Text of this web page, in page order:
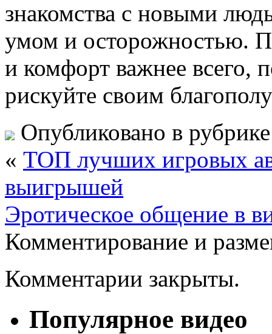
знакомства с новыми
умом и осторожностью.
и комфорт важнее всего,
рискуйте своим
Опубликовано в
« ТОП лучших игровых
выигрышей
Эротическое общение в
Комментирование и
Комментарии закрыты.
Популярное видео